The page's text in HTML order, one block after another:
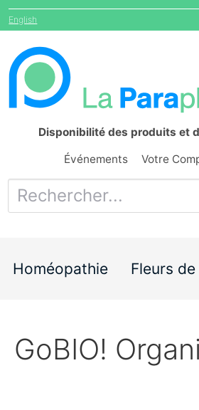
English
Disponibilité des produits et
Événements Votre
Homéopathie Fleurs
GoBIO!